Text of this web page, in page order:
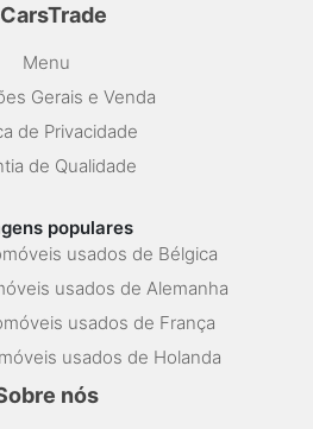
Menu
Gerais e Venda
de Privacidade
de Qualidade
populares
usados de Bélgica
usados de Alemanha
usados de França
usados de Holanda
nós